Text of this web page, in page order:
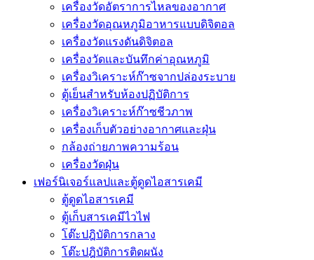
เครื่องวัดอัตราการไหลของอากาศ
เครื่องวัดอุณหภูมิอาหารแบบดิจิตอล
เครื่องวัดแรงดันดิจิตอล
เครื่องวัดและบันทึกค่าอุณหภูมิ
เครื่องวิเคราะห์ก๊าซจากปล่องระบาย
ตู้เย็นสำหรับห้องปฏิบัติการ
เครื่องวิเคราะห์ก๊าซชีวภาพ
เครื่องเก็บตัวอย่างอากาศเเละฝุ่น
กล้องถ่ายภาพความร้อน
เครื่องวัดฝุ่น
เฟอร์นิเจอร์แลปและตู้ดูดไอสารเคมี
ตู้ดูดไอสารเคมี
ตู้เก็บสารเคมีไวไฟ
โต๊ะปฎิบัติการกลาง
โต๊ะปฎิบัติการติดผนัง